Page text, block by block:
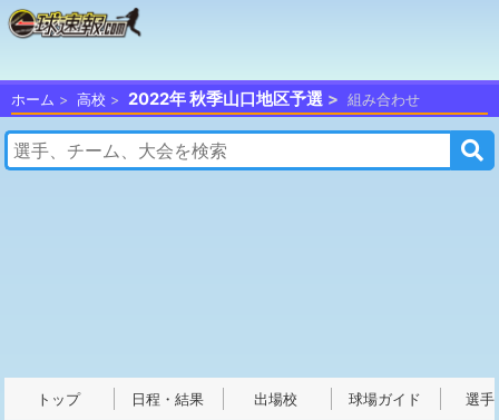
ホーム 高校 2022年 秋季山口地区予選 組み合わせ
トップ 日程・結果 出場校 球場ガイド 選手